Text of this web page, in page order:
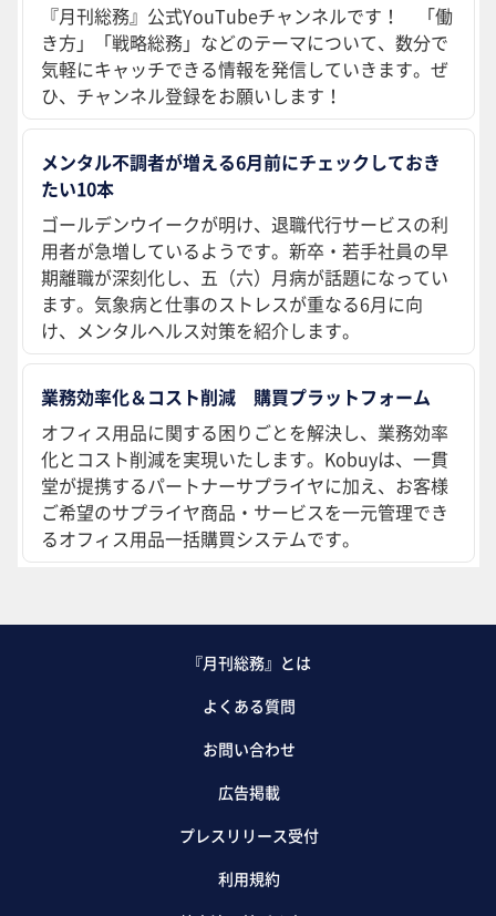
『月刊総務』公式YouTubeチャンネルです！ 「働
き方」「戦略総務」などのテーマについて、数分で
気軽にキャッチできる情報を発信していきます。ぜ
ひ、チャンネル登録をお願いします！
メンタル不調者が増える6月前にチェックしておき
たい10本
ゴールデンウイークが明け、退職代行サービスの利
用者が急増しているようです。新卒・若手社員の早
期離職が深刻化し、五（六）月病が話題になってい
ます。気象病と仕事のストレスが重なる6月に向
け、メンタルヘルス対策を紹介します。
業務効率化＆コスト削減 購買プラットフォーム
オフィス用品に関する困りごとを解決し、業務効率
化とコスト削減を実現いたします。Kobuyは、一貫
堂が提携するパートナーサプライヤに加え、お客様
ご希望のサプライヤ商品・サービスを一元管理でき
るオフィス用品一括購買システムです。
『月刊総務』とは
よくある質問
お問い合わせ
広告掲載
プレスリリース受付
利用規約